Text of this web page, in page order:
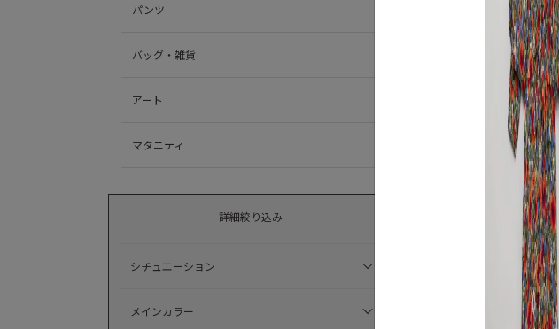
パンツ
バッグ・雑貨
アート
マタニティ
詳細絞り込み
シチュエーション
メインカラー